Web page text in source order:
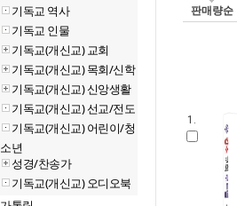
기독교 역사
기독교 인물
기독교(개신교) 교회
기독교(개신교) 목회/신학
기독교(개신교) 신앙생활
기독교(개신교) 선교/전도
기독교(개신교) 어린이/청
소년
성경/찬송가
기독교(개신교) 오디오북
판매량순
1.